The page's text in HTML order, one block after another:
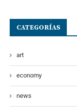
CATEGORÍAS
art
economy
news